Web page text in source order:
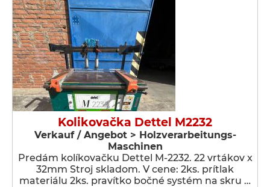
Kolikovačka Dettel M2232
Verkauf / Angebot > Holzverarbeitungs-
Maschinen
Predám kolíkovačku Dettel M-2232. 22 vrtákov x
32mm Stroj skladom. V cene: 2ks. prítlak
materiálu 2ks. pravítko bočné systém na skru …